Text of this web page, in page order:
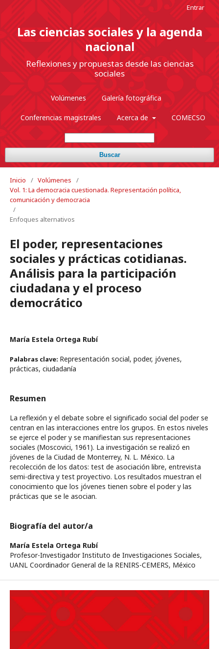
Las ciencias sociales y la agenda
nacional
Reflexiones y propuestas desde las ciencias
sociales
Volúmenes Galería fotográfica
Conferencias magistrales Acerca de COMECSO
Buscar
Entrar
Inicio / Volúmenes
/
Vol. 1: La democracia cuestionada. Representación política,
comunicación y democracia
/
Enfoques alternativos
El poder, representaciones
sociales y prácticas cotidianas.
Análisis para la participación
ciudadana y el proceso
democrático
María Estela Ortega Rubí
Palabras clave: Representación social, poder, jóvenes,
prácticas, ciudadanía
Resumen
La reflexión y el debate sobre el significado social del poder se
centran en las interacciones entre los grupos. En estos niveles
se ejerce el poder y se manifiestan sus representaciones
sociales (Moscovici, 1961). La investigación se realizó en
jóvenes de la Ciudad de Monterrey, N. L. México. La
recolección de los datos: test de asociación libre, entrevista
semi-directiva y test proyectivo. Los resultados muestran el
conocimiento que los jóvenes tienen sobre el poder y las
prácticas que se le asocian.
Biografía del autor/a
María Estela Ortega Rubí
Profesor-Investigador Instituto de Investigaciones Sociales,
UANL Coordinador General de la RENIRS-CEMERS, México